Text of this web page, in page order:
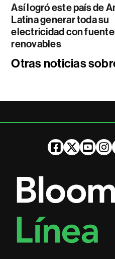
Así logró este país de
Latina generar toda su
electricidad con
renovables
Otras noticias